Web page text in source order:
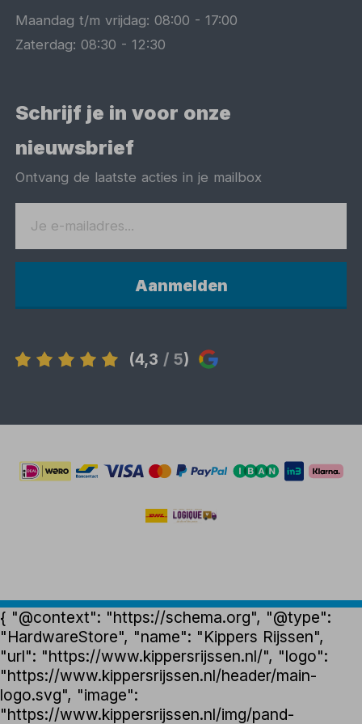
Maandag t/m vrijdag:08:00 -17:00
Zaterdag:08:30 -12:30
Schrijf je in voor onze
nieuwsbrief
Ontvang de laatste acties in je mailbox
Aanmelden
(4,3 / 5)
{ "@context": "https://schema.org", "@type":
"HardwareStore", "name": "Kippers Rijssen",
"url": "https://www.kippersrijssen.nl/", "logo":
"https://www.kippersrijssen.nl/header/main-
logo.svg", "image":
"https://www.kippersrijssen.nl/img/pand-